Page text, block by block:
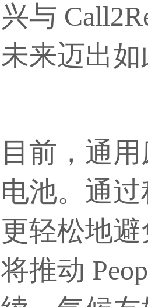
兴与
未来迈出
目前，通
电池。通
更轻松地
将推动